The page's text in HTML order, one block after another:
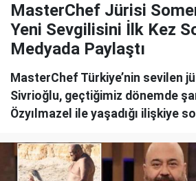
MasterChef Jürisi
Yeni Sevgilisini İlk Kez
Medyada Paylaştı
MasterChef Türkiye’nin sevilen
Sivrioğlu, geçtiğimiz dönemde
Özyılmazel ile yaşadığı ilişkiye